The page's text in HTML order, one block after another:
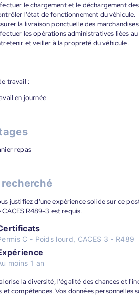
le chargement et le déchargement
l'état de fonctionnement du véhicule.
la livraison ponctuelle des
les opérations administratives liées
et veiller à la propreté du véhicule.
travail :
en journée
repas
justifiez d'une expérience solide sur ce
CACES R489-3 est requis.
C - Poids lourd, CACES 3 - R489
moins 1 an
la diversité, l'égalité des chances et
et compétences. Vos données